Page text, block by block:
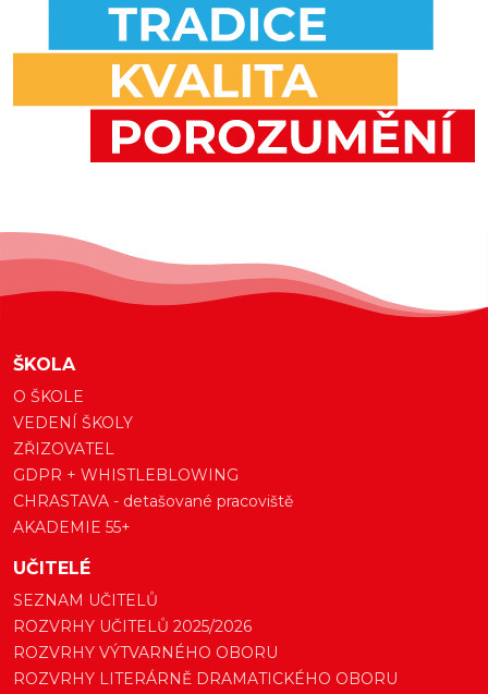
ŠKOLA
O ŠKOLE
VEDENÍ ŠKOLY
ZŘIZOVATEL
GDPR + WHISTLEBLOWING
CHRASTAVA - detašované pracoviště
AKADEMIE 55+
UČITELÉ
SEZNAM UČITELŮ
ROZVRHY UČITELŮ 2025/2026
ROZVRHY VÝTVARNÉHO OBORU
ROZVRHY LITERÁRNĚ DRAMATICKÉHO OBORU